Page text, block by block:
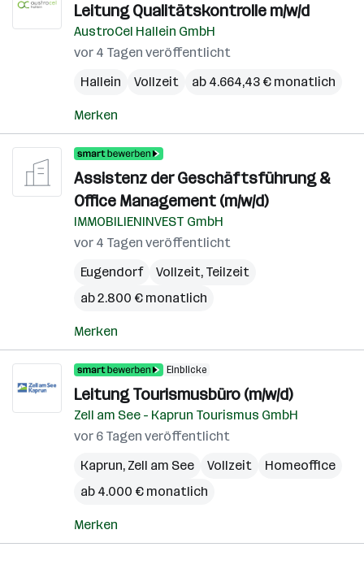
Leitung Qualitätskontrolle m/w/d
AustroCel Hallein GmbH
vor 4 Tagen veröffentlicht
Hallein
Vollzeit ab 4.664,43 € monatlich
Merken
Assistenz der Geschäftsführung &
Office Management (m/w/d)
IMMOBILIENINVEST GmbH
vor 4 Tagen veröffentlicht
Eugendorf
Vollzeit, Teilzeit
ab 2.800 € monatlich
Merken
Einblicke
Leitung Tourismusbüro (m/w/d)
Zell am See - Kaprun Tourismus GmbH
vor 6 Tagen veröffentlicht
Kaprun, Zell am See Vollzeit
Homeoffice
ab 4.000 € monatlich
Merken